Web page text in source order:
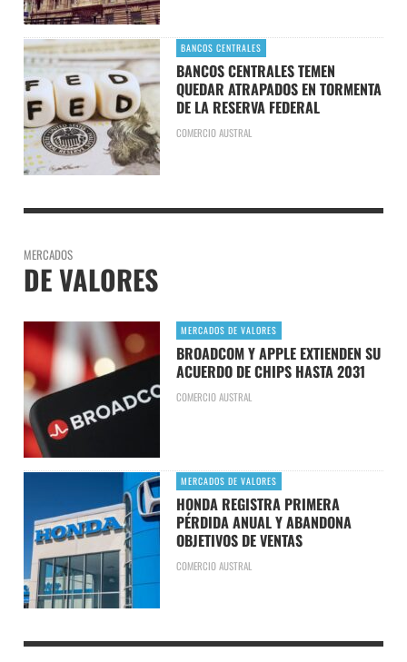
BANCOS CENTRALES
BANCOS CENTRALES TEMEN
QUEDAR ATRAPADOS EN TORMENTA
DE LA RESERVA FEDERAL
COMERCIO AUSTRAL
MERCADOS
DE VALORES
MERCADOS DE VALORES
BROADCOM Y APPLE EXTIENDEN SU
ACUERDO DE CHIPS HASTA 2031
COMERCIO AUSTRAL
MERCADOS DE VALORES
HONDA REGISTRA PRIMERA
PÉRDIDA ANUAL Y ABANDONA
OBJETIVOS DE VENTAS
COMERCIO AUSTRAL